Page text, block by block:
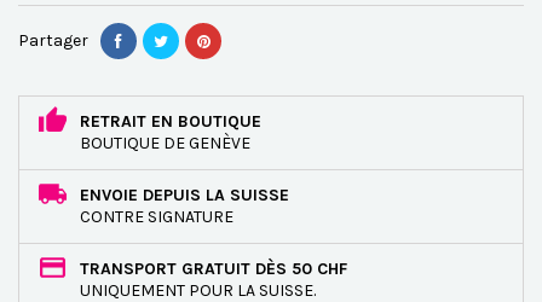
Partager
RETRAIT EN BOUTIQUE
BOUTIQUE DE GENÈVE
ENVOIE DEPUIS LA SUISSE
CONTRE SIGNATURE
TRANSPORT GRATUIT DÈS 50 CHF
UNIQUEMENT POUR LA SUISSE.